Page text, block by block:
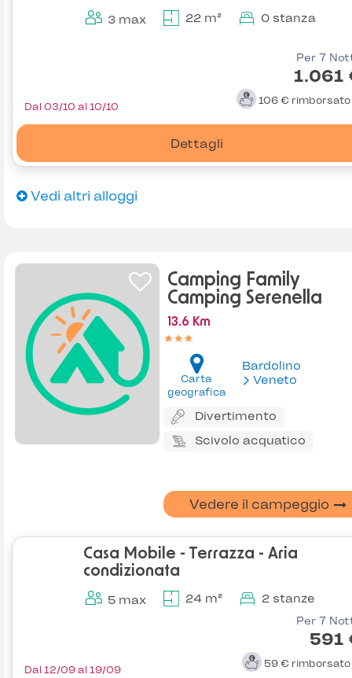
3 max 22 m² 0 stanza
Per 7
1.061
106 € rimborsato
Dettagli
Dal 03/10 al 10/10
Vedi altri alloggi
Camping Family
Camping Serenella
13.6 Km
Carta
geografica
Bardolino
Veneto
Divertimento
Scivolo acquatico
Vedere il campeggio
Casa Mobile - Terrazza - Aria
condizionata
5 max 24 m² 2 stanze
Per 7
591
59 € rimborsato
Dal 12/09 al 19/09